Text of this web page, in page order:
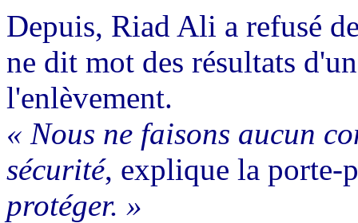
Depuis, Riad Ali a refusé
ne dit mot des résultats
l'enlèvement.
« Nous ne faisons aucun
sécurité, explique la porte-
protéger. »